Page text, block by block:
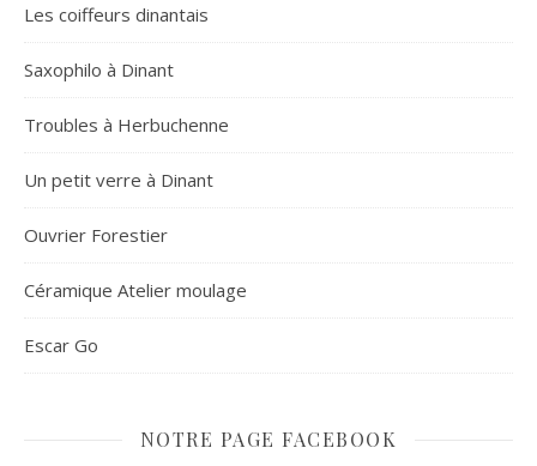
Les coiffeurs dinantais
Saxophilo à Dinant
Troubles à Herbuchenne
Un petit verre à Dinant
Ouvrier Forestier
Céramique Atelier moulage
Escar Go
NOTRE PAGE FACEBOOK